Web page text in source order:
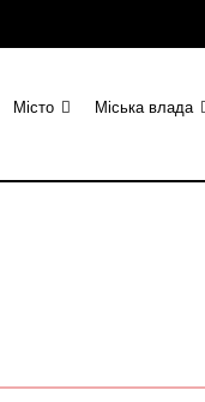
Місто Міська влада